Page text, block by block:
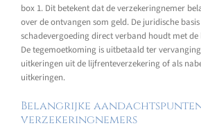
box 1. Dit betekent dat de verzekeringnemer
over de ontvangen som geld. De juridische
schadevergoeding direct verband houdt met
De tegemoetkoming is uitbetaald ter
uitkeringen uit de lijfrenteverzekering of als
uitkeringen.
Belangrijke
verzekeringnemers